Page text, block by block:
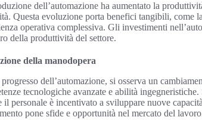
dell’automazione ha aumentato la
Questa evoluzione porta benefici tangibili, come
operativa complessiva. Gli investimenti
della produttività del settore.
della manodopera
dell’automazione, si osserva un
tecnologiche avanzate e abilità
il personale è incentivato a sviluppare nuove
pone sfide e opportunità nel mercato del